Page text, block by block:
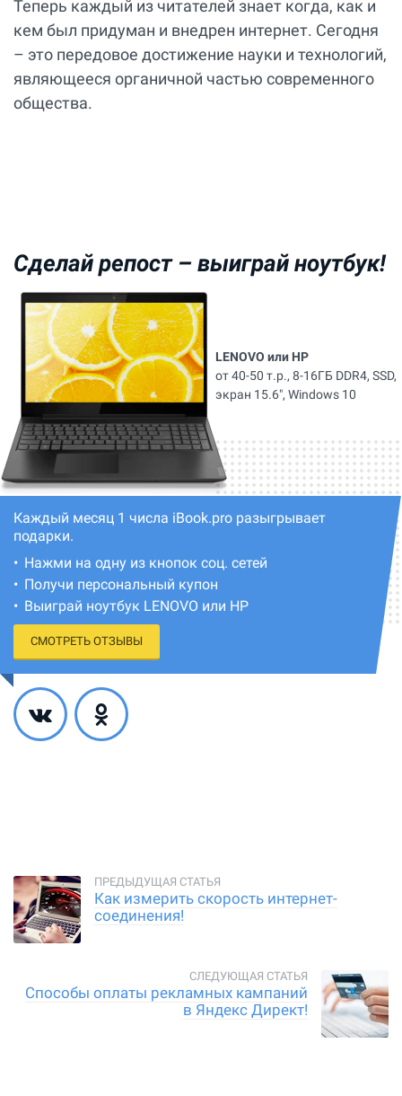
Теперь каждый из читателей знает когда, как и
кем был придуман и внедрен интернет. Сегодня
– это передовое достижение науки и технологий,
являющееся органичной частью современного
общества.
Сделай репост – выиграй ноутбук!
Каждый месяц 1 числа iBook.pro разыгрывает
подарки.
Нажми на одну из кнопок соц. сетей
Получи персональный купон
Выиграй ноутбук LENOVO или HP
СМОТРЕТЬ ОТЗЫВЫ
LENOVO или HP
от 40-50 т.р., 8-16ГБ DDR4, SSD,
экран 15.6", Windows 10
Как измерить скорость интернет-
соединения!
Способы оплаты рекламных кампаний
в Яндекс Директ!